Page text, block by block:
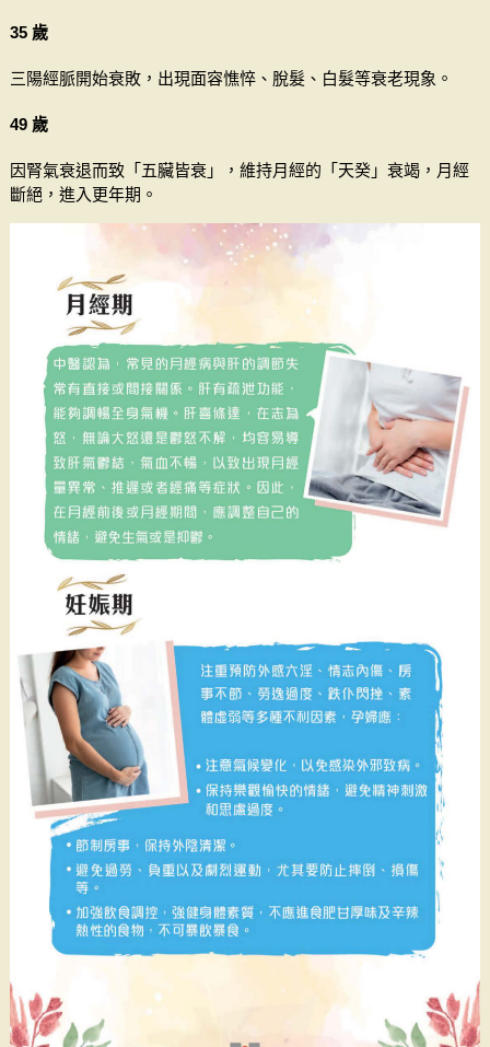
35 歲
三陽經脈開始衰敗，出現面容憔悴、脫髮、白髮等衰老現象。
49 歲
因腎氣衰退而致「五臟皆衰」，維持月經的「天癸」衰竭，月經
斷絕，進入更年期。